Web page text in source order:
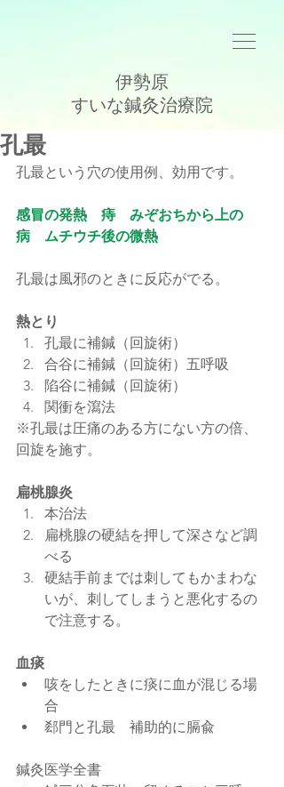
伊勢原
​すいな鍼灸治療院
孔最
孔最という穴の使用例、効用です。
感冒の発熱　痔　みぞおちから上の
病　ムチウチ後の微熱
孔最は風邪のときに反応がでる。
熱とり
孔最に補鍼（回旋術）
合谷に補鍼（回旋術）五呼吸
陷谷に補鍼（回旋術）
関衝を瀉法
※孔最は圧痛のある方にない方の倍、
回旋を施す。
扁桃腺炎
本治法
扁桃腺の硬結を押して深さなど調
べる
硬結手前までは刺してもかまわな
いが、刺してしまうと悪化するの
で注意する。
血痰
咳をしたときに痰に血が混じる場
合
郄門と孔最　補助的に膈兪
鍼灸医学全書